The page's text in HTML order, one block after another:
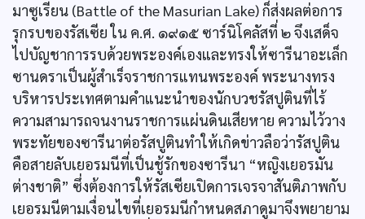
มาซูเรียน (Battle of the Masurian Lake) ก็ส่งผลต่อการ
รุกรบของรัสเซีย ใน ค.ศ. ๑๙๑๕ ซาร์นิโคลัสที่ ๒ จึงเสด็จ
ไปบัญชาการรบด้วยพระองค์เองและทรงให้ซารีนาอะเล็ก
ซานดราเป็นผู้สำเร็จราชการแทนพระองค์ พระนางทรง
บริหารประเทศตามคำแนะนำของนักบวชรัสปูตินที่ไร้
ความสามารถจนงานราชการแผ่นดินเสียหาย ความไว้วาง
พระทัยของซารีนาต่อรัสปูตินทำให้เกิดข่าวลือว่ารัสปูติน
คือสายลับเยอรมนีที่เป็นชู้รักของซารีนา “หญิงเยอรมัน
ต่างชาติ” ซึ่งต้องการให้รัสเซียเปิดการเจรจาสันติภาพกับ
เยอรมนีตามเงื่อนไขที่เยอรมนีกำหนดสภาดูมาจึงพยายาม